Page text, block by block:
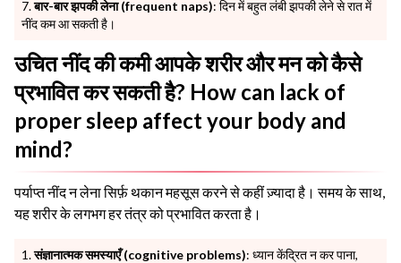
बार-बार झपकी लेना (frequent naps): दिन में बहुत लंबी झपकी लेने से रात में
नींद कम आ सकती है।
उचित नींद की कमी आपके शरीर और मन को कैसे
प्रभावित कर सकती है? How can lack of
proper sleep affect your body and
mind?
पर्याप्त नींद न लेना सिर्फ़ थकान महसूस करने से कहीं ज़्यादा है। समय के साथ,
यह शरीर के लगभग हर तंत्र को प्रभावित करता है।
संज्ञानात्मक समस्याएँ (cognitive problems): ध्यान केंद्रित न कर पाना,